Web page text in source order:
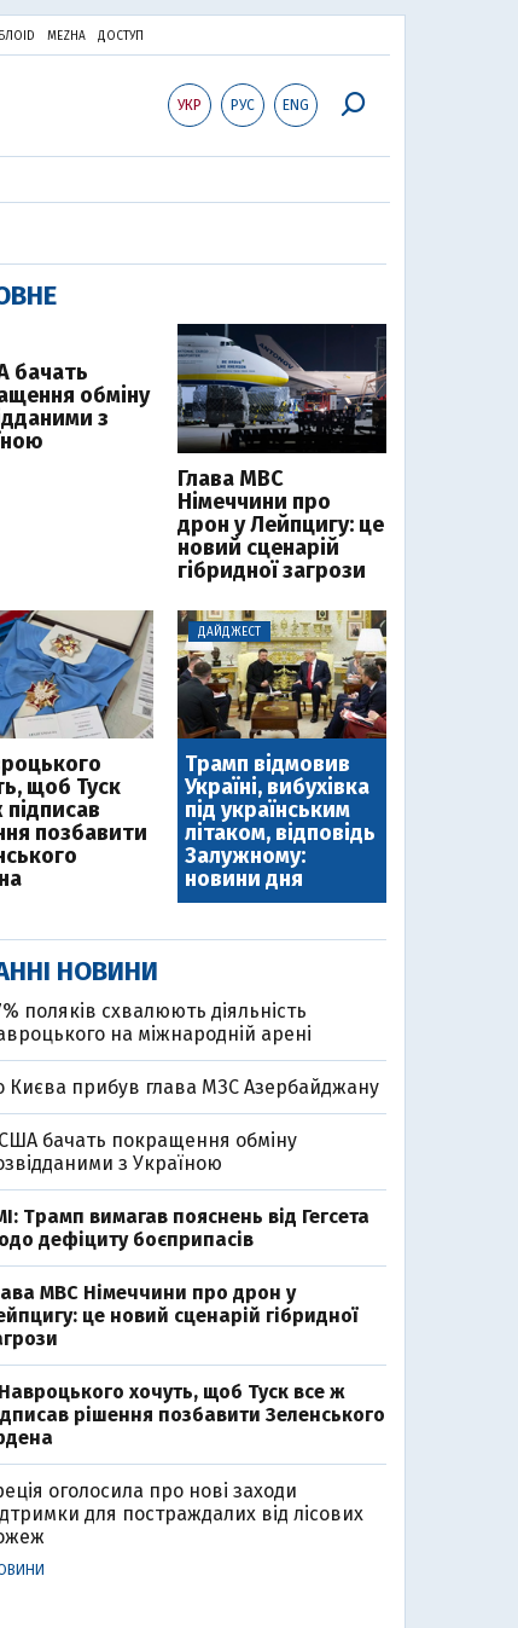
MEZHA ДОСТУП
УКР РУС ENG
бачать
обміну
з
Глава МВС
Німеччини про
дрон у Лейпцигу: це
новий сценарій
гібридної загрози
щоб Туск
позбавити
ДАЙДЖЕСТ
Трамп відмовив
Україні, вибухівка
під українським
літаком, відповідь
Залужному:
новини дня
НОВИНИ
поляків схвалюють діяльність
на міжнародній арені
Києва прибув глава МЗС Азербайджану
бачать покращення обміну
з Україною
Трамп вимагав пояснень від Гегсета
дефіциту боєприпасів
МВС Німеччини про дрон у
це новий сценарій гібридної
хочуть, щоб Туск все ж
рішення позбавити Зеленського
оголосила про нові заходи
для постраждалих від лісових